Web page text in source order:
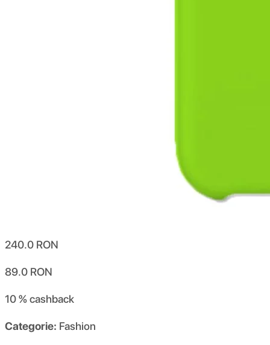
240.0 RON
89.0 RON
10 %cashback
Categorie: Fashion